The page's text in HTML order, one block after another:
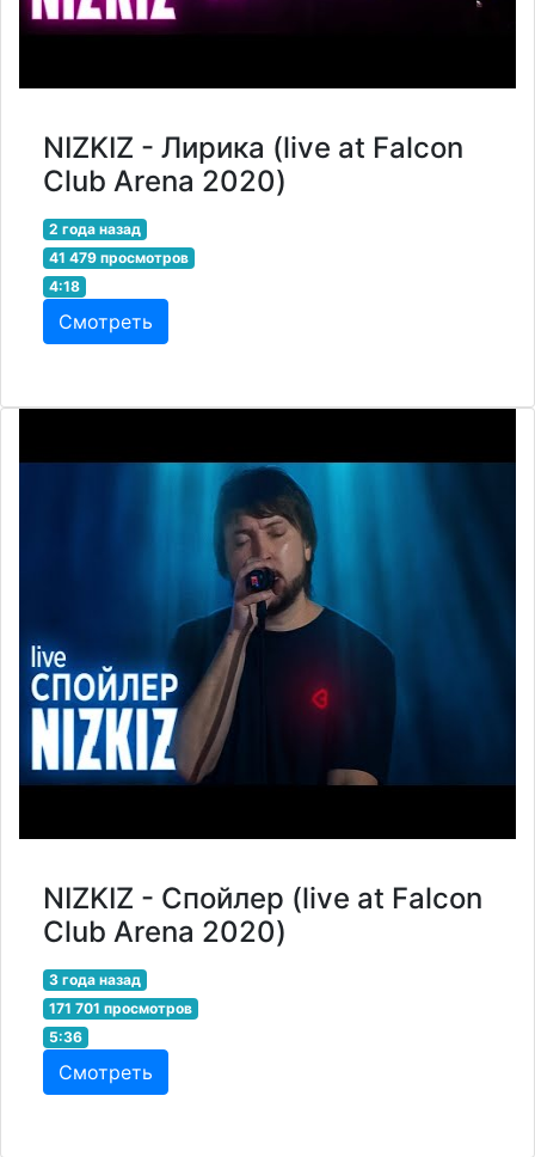
NIZKIZ - Лирика (live at Falcon
Club Arena 2020)
2 года назад
41 479 просмотров
4:18
Смотреть
NIZKIZ - Спойлер (live at Falcon
Club Arena 2020)
3 года назад
171 701 просмотров
5:36
Смотреть